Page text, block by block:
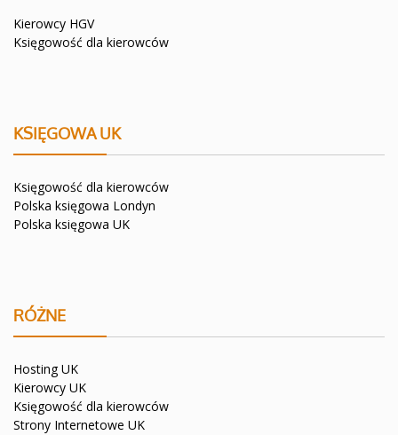
Kierowcy HGV
Księgowość dla kierowców
KSIĘGOWA UK
Księgowość dla kierowców
Polska księgowa Londyn
Polska księgowa UK
RÓŻNE
Hosting UK
Kierowcy UK
Księgowość dla kierowców
Strony Internetowe UK